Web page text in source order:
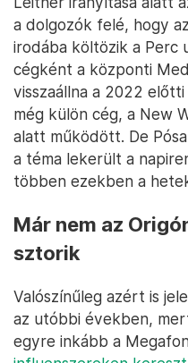
a dolgozók felé, hogy
irodába költözik a Perc
cégként a központi
visszaállna a 2022
még külön cég, a New
alatt működött. De
a téma lekerült a
többen ezekben a
Már nem az
sztorik
Valószínűleg azért is
az utóbbi években,
egyre inkább a